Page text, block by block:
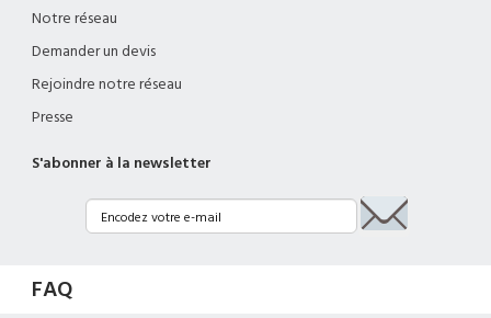
Notre réseau
Demander un devis
Rejoindre notre réseau
Presse
S'abonner à la newsletter
FAQ